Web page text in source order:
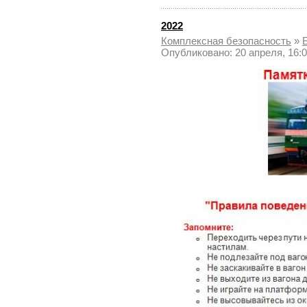
2022
Комплексная безопасноcть »
Опубликовано: 20 апреля,